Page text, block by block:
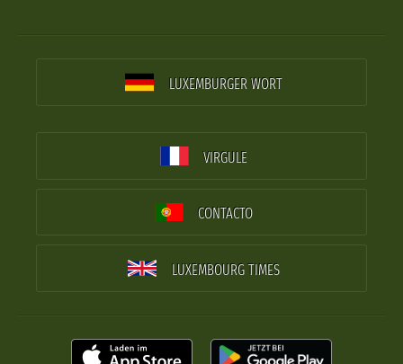
LUXEMBURGER WORT
VIRGULE
CONTACTO
LUXEMBOURG TIMES